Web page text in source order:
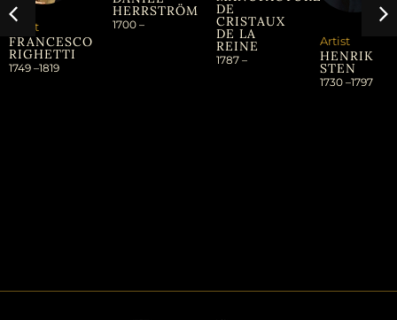
Artist
FRANCESCO
RIGHETTI
1749 –1819
HERRSTRÖM
1700 –
DE
CRISTAUX
DE LA
REINE
1787 –
Artist
HENRIK
STEN
1730 –1797